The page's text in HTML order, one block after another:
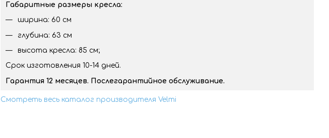
Габаритные размеры кресла:
ширина: 60 см
глубина: 63 см
высота кресла: 85 см;
Срок изготовления 10-14 дней.
Гарантия 12 месяцев. Послегарантийное обслуживание.
Смотреть весь каталог производителя Velmi